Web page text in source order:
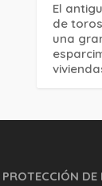
El
de
una
PROTECCIÓN DE